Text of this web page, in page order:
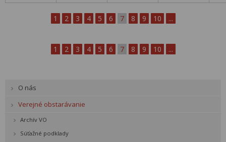
1 2 3 4 5 6 7 8 9 10 ...
1 2 3 4 5 6 7 8 9 10 ...
O nás
Verejné obstarávanie
Archív VO
Súťažné podklady